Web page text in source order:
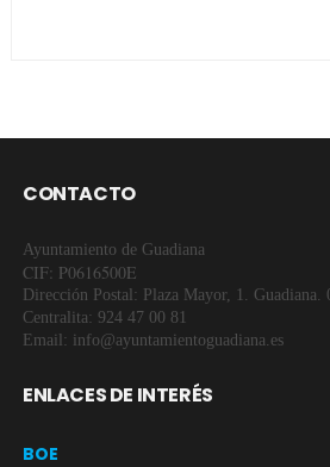
CONTACTO
Ayuntamiento de Guadiana
CIF: P0616500E
Dirección Postal: Plaza Mayor, 1. Guadiana.
Centralita: 924 47 00 81
Email: info@ayuntamientoguadiana.es
ENLACES DE INTERÉS
BOE